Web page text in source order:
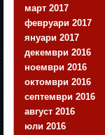
март 2017
февруари 2017
януари 2017
декември 2016
ноември 2016
октомври 2016
септември 2016
август 2016
юли 2016